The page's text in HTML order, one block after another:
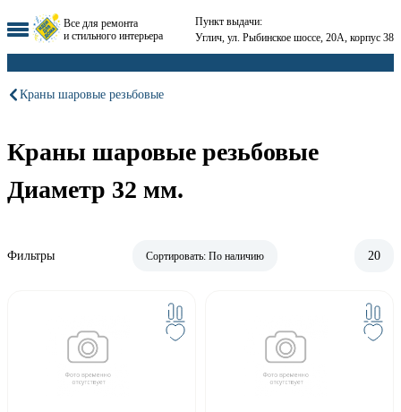
Все для ремонта
и стильного интерьера
Пункт выдачи:
Углич, ул. Рыбинское шоссе, 20А, корпус 38
Краны шаровые резьбовые
Краны шаровые резьбовые
Диаметр 32 мм.
Фильтры Сортировать: По наличию 20